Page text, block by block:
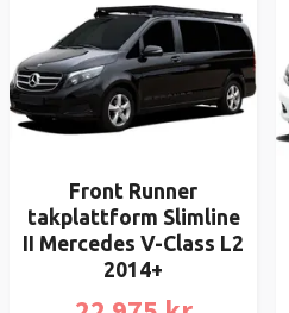
Front Runner
takplattform Slimline
II Mercedes V-Class L2
2014+